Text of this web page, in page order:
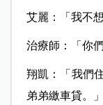
艾麗：「我不
治療師：「你
翔凱：「我們
弟弟繳車貸。」